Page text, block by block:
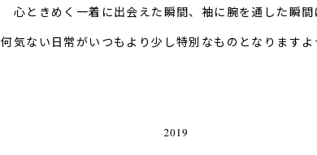
心ときめく一着に出会えた瞬間、袖に腕を通した瞬間
何気ない日常がいつもより少し特別なものとなりますよ